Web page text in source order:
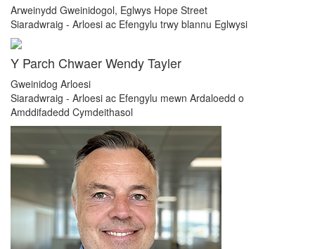
Arweinydd Gweinidogol, Eglwys Hope Street
Siaradwraig - Arloesi ac Efengylu trwy blannu Eglwysi
Y Parch Chwaer Wendy Tayler
Gweinidog Arloesi
Siaradwraig - Arloesi ac Efengylu mewn Ardaloedd o
Amddifadedd Cymdeithasol